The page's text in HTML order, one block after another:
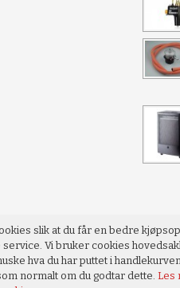
slik at du får en bedre
Vi bruker cookies
hva du har puttet i
normalt om du godtar dette. Les